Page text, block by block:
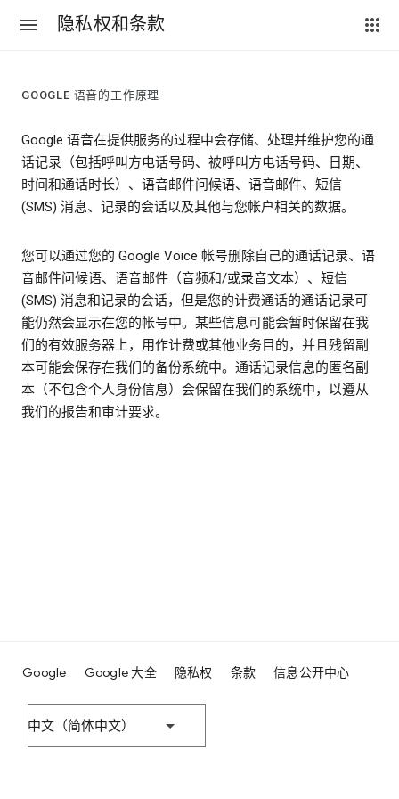
隐私权和条款
GOOGLE 语音的工作原理
Google 语音在提供服务的过程中会存储、处理并维护您的通
话记录（包括呼叫方电话号码、被呼叫方电话号码、日期、
时间和通话时长）、语音邮件问候语、语音邮件、短信
(SMS) 消息、记录的会话以及其他与您帐户相关的数据。
您可以通过您的 Google Voice 帐号删除自己的通话记录、语
音邮件问候语、语音邮件（音频和/或录音文本）、短信
(SMS) 消息和记录的会话，但是您的计费通话的通话记录可
能仍然会显示在您的帐号中。某些信息可能会暂时保留在我
们的有效服务器上，用作计费或其他业务目的，并且残留副
本可能会保存在我们的备份系统中。通话记录信息的匿名副
本（不包含个人身份信息）会保留在我们的系统中，以遵从
我们的报告和审计要求。
Google Google 大全 隐私权 条款 信息公开中心
中文（简体中文）